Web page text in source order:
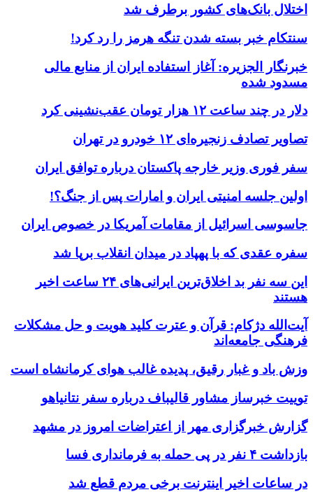
اختلال بانک‌های کشور برطرف شد
سنتکام خبر بسته شدن تنگه هرمز را رد کرد!
خبرنگار الجزیره: آغاز استفاده ایران از منابع مالی
مسدود شده
دلار در چند ساعت ۱۲ هزار تومان عقب‌نشینی کرد
تصاویر تصادف زنجیره‌ای ۱۲ خودرو در تهران
سفر فوری وزیر خارجه پاکستان درباره توافق ایران
اولین جلسه امنیتی ایران و امارات پس از جنگ؟!
جاسوسی اسرائیل از مقامات آمریکا در خصوص ایران
سفره عقدی که با پهپاد در میدان انقلاب برپا شد
این سه نفر بد اخلاق‌ترین ایرانی‌های ۲۴ ساعت اخیر
هستند
آیت‌الله دژکام: قرآن و عترت کلید هویت و حل مشکلات
فرهنگی جامعه‌اند
وزش باد و غبار رقیق، پدیده غالب هوای کرمانشاه است
توییت خبرساز مشاور قالیباف درباره سفر نتانیاهو
گزارش خبرگزاری مهر از اعتراضات امروز در مشهد
بازداشت ۴ نفر در پی حمله به فرمانداری فسا
در ساعات اخیر اینترنت برخی مردم قطع شد